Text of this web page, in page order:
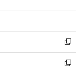
ウ
開
く
新
し
い
新